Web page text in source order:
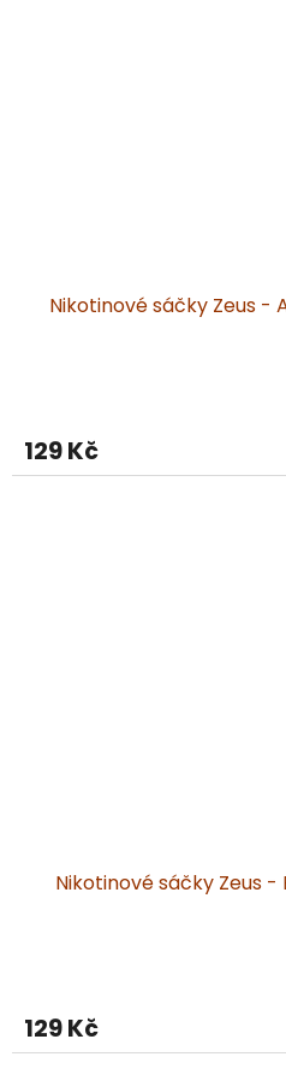
Nikotinové sáčky Zeus -
129 Kč
Nikotinové sáčky Zeus
129 Kč